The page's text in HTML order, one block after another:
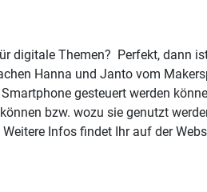
Themen? Perfekt, dann
Hanna und Janto vom
gesteuert werden
bzw. wozu sie genutzt
Infos findet Ihr auf der